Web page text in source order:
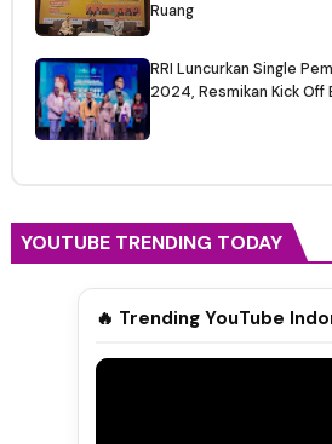
Ruang
RRI Luncurkan Single
2024, Resmikan Kick
YOUTUBE TRENDING TODAY
🔥 Trending YouTube